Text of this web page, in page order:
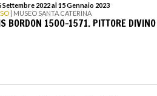
Settembre 2022 al 15 Gennaio 2023
| MUSEO SANTA CATERINA
BORDON 1500-1571. PITTORE DIVINO